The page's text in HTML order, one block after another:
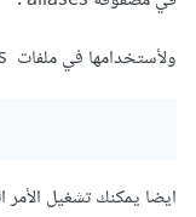
ولأستخدامها في ملفات Controllers نضع
ايضا يمكنك تشغيل الأمر